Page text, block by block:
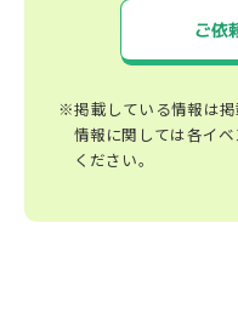
ご依
※掲載している情報は
情報に関しては各イ
ください。